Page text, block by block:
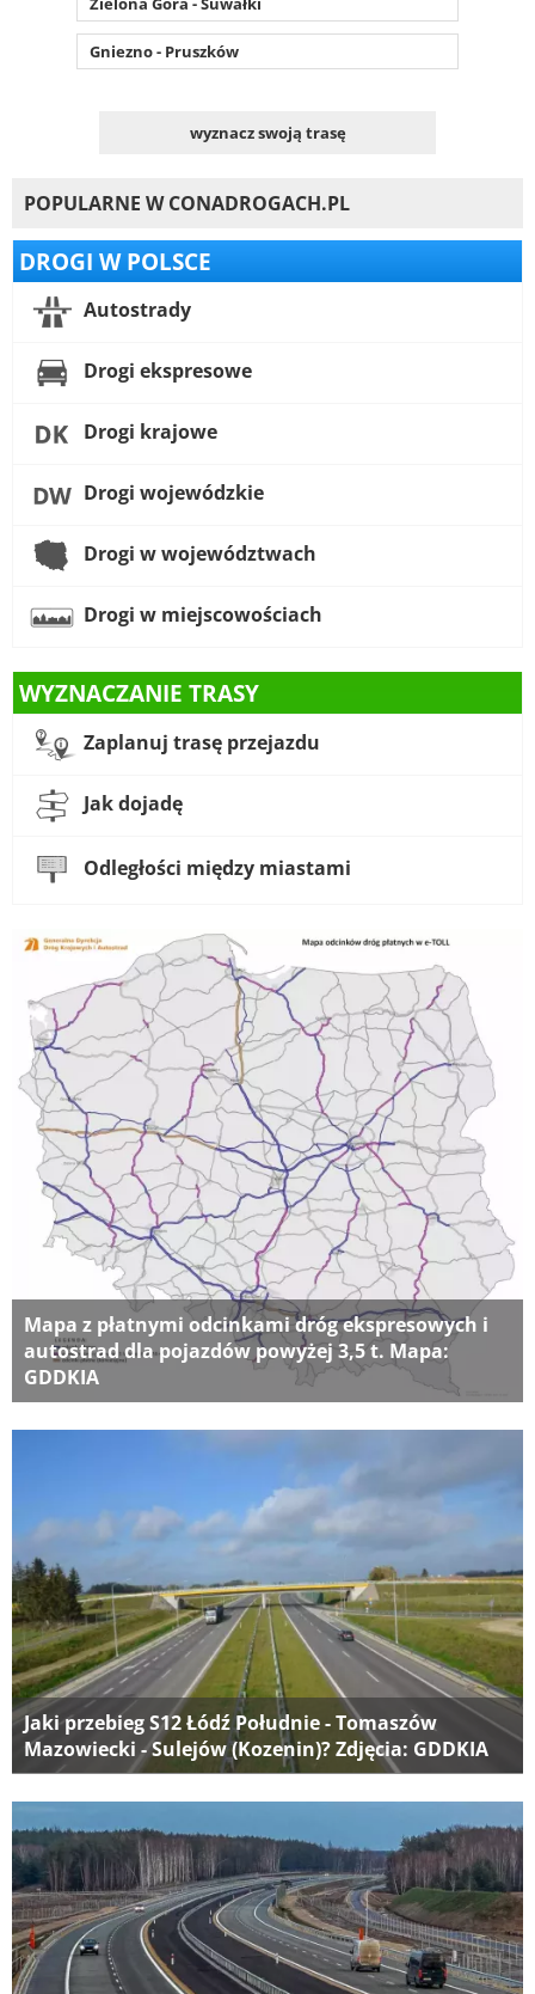
Gniezno - Pruszków
wyznacz swoją trasę
POPULARNE W CONADROGACH.PL
DROGI W POLSCE
Autostrady
Drogi ekspresowe
Drogi krajowe
Drogi wojewódzkie
Drogi w województwach
Drogi w miejscowościach
WYZNACZANIE TRASY
Zaplanuj trasę przejazdu
Jak dojadę
Odległości między miastami
Mapa z płatnymi odcinkami dróg ekspresowych i
autostrad dla pojazdów powyżej 3,5 t. Mapa:
GDDKIA
Jaki przebieg S12 Łódź Południe - Tomaszów
Mazowiecki - Sulejów (Kozenin)? Zdjęcia: GDDKIA